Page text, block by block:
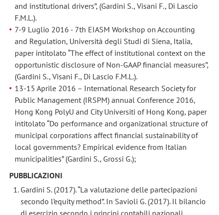
and institutional drivers”, (Gardini S., Visani F., Di Lascio
F.M.L.).
7-9 Luglio 2016 - 7th EIASM Workshop on Accounting
and Regulation, Università degli Studi di Siena, Italia,
paper intitolato “The effect of institutional context on the
opportunistic disclosure of Non-GAAP financial measures”,
(Gardini S., Visani F., Di Lascio F.M.L.).
13-15 Aprile 2016 – International Research Society for
Public Management (IRSPM) annual Conference 2016,
Hong Kong PolyU and City Universiti of Hong Kong, paper
intitolato “Do performance and organizational structure of
municipal corporations affect financial sustainability of
local governments? Empirical evidence from Italian
municipalities” (Gardini S., Grossi G.);
PUBBLICAZIONI
Gardini S. (2017). “La valutazione delle partecipazioni
secondo l’equity method”. In Savioli G. (2017). Il bilancio